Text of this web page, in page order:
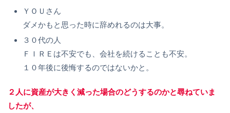
ＹＯＵさん
ダメかもと思った時に辞めれるのは大事。
３０代の人
ＦＩＲＥは不安でも、会社を続けることも不安。
１０年後に後悔するのではないかと。
２人に資産が大きく減った場合のどうするのかと尋ねていま
したが、